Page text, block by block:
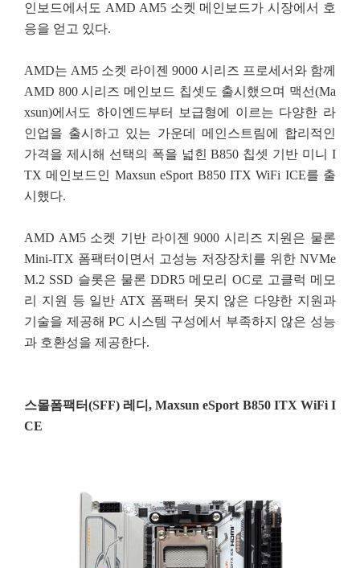
인보드에서도 AMD AM5 소켓 메인보드가 시장에서 호
응을 얻고 있다.
AMD는 AM5 소켓 라이젠 9000 시리즈 프로세서와 함께
AMD 800 시리즈 메인보드 칩셋도 출시했으며 맥선(Ma
xsun)에서도 하이엔드부터 보급형에 이르는 다양한 라
인업을 출시하고 있는 가운데 메인스트림에 합리적인
가격을 제시해 선택의 폭을 넓힌 B850 칩셋 기반 미니 I
TX 메인보드인 Maxsun eSport B850 ITX WiFi ICE를 출
시했다.
AMD AM5 소켓 기반 라이젠 9000 시리즈 지원은 물론
Mini-ITX 폼팩터이면서 고성능 저장장치를 위한 NVMe
M.2 SSD 슬롯은 물론 DDR5 메모리 OC로 고클럭 메모
리 지원 등 일반 ATX 폼팩터 못지 않은 다양한 지원과
기술을 제공해 PC 시스템 구성에서 부족하지 않은 성능
과 호환성을 제공한다.
스몰폼팩터(SFF) 레디, Maxsun eSport B850 ITX WiFi I
CE